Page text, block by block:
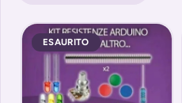
ESAURITO